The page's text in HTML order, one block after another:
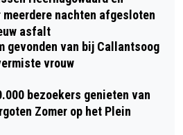
OF… NAAR DE
WORKSHOPS
meerdere nachten afgesloten
asfalt
gevonden van bij Callantsoog
vrouw
bezoekers genieten van
Zomer op het Plein